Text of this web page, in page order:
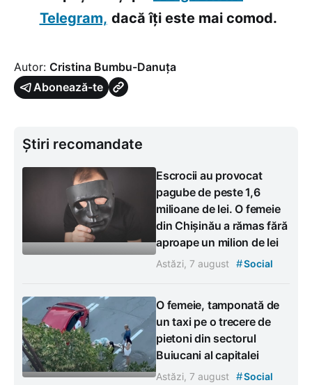
Telegram, dacă îți este mai comod.
Autor: Cristina Bumbu-Danuța
Abonează-te
Știri recomandate
Escrocii au provocat
pagube de peste 1,6
milioane de lei. O femeie
din Chișinău a rămas fără
aproape un milion de lei
Astăzi, 7 august #Social
O femeie, tamponată de
un taxi pe o trecere de
pietoni din sectorul
Buiucani al capitalei
Astăzi, 7 august #Social